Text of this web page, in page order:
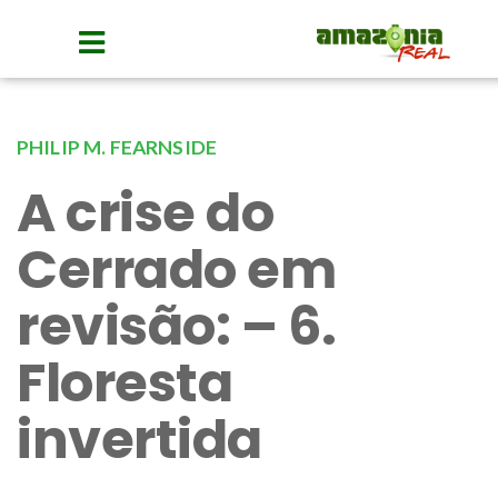
PHILIP M. FEARNSIDE
A crise do
Cerrado em
revisão: – 6.
Floresta
invertida